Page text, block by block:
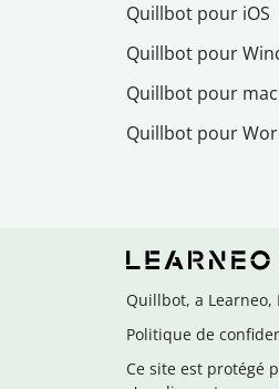
Quillbot pour iOS
Quillbot pour
Quillbot pour
Quillbot pour
Quillbot, a Learneo,
Politique de
Ce site est protégé